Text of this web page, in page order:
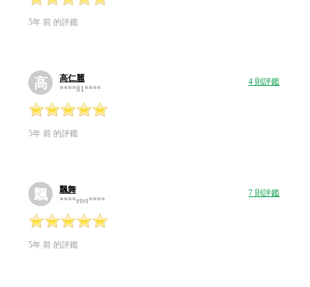
5年 前 的評鑑
高
高仁麗
****81****
4 則評鑑
5年 前 的評鑑
飄
飄舞
****etet****
7 則評鑑
5年 前 的評鑑